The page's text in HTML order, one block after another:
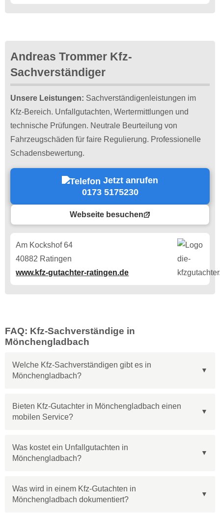
Andreas Trommer Kfz-
Sachverständiger
Unsere Leistungen: Sachverständigenleistungen im
Kfz-Bereich. Unfallgutachten, Wertermittlungen und
technische Prüfungen. Neutrale Beurteilung von
Fahrzeugschäden für faire Regulierung. Professionelle
Schadensbewertung.
Jetzt anrufen
0173 5175230
Webseite besuchen
Am Kockshof 64
40882 Ratingen
www.kfz-gutachter-ratingen.de
FAQ: Kfz-Sachverständige in
Mönchengladbach
Welche Kfz-Sachverständigen gibt es in
Mönchengladbach?
Bieten Kfz-Gutachter in Mönchengladbach einen
mobilen Service?
Was kostet ein Unfallgutachten in
Mönchengladbach?
Was wird in einem Kfz-Gutachten in
Mönchengladbach dokumentiert?